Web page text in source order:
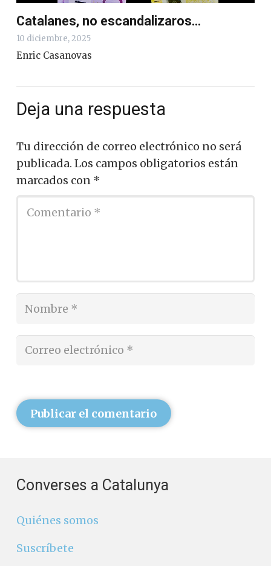
Catalanes, no escandalizaros…
10 diciembre, 2025
Enric Casanovas
Deja una respuesta
Tu dirección de correo electrónico no será
publicada. Los campos obligatorios están
marcados con *
Publicar el comentario
Converses a Catalunya
Quiénes somos
Suscríbete